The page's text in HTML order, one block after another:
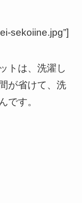
sekoiine.jpg”]
トは、洗濯し
が省けて、洗
です。